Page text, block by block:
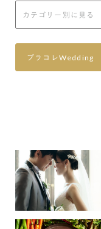
プラコレWedding